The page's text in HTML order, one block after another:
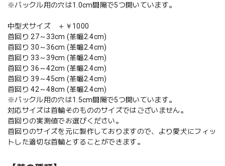
※バックル用の穴は1.0cm間隔で5つ開いています。
中型犬サイズ ＋￥1000
首回り 27～33cm (革幅2.4cm)
首回り 30～36cm (革幅2.4cm)
首回り 33～39cm (革幅2.4cm)
首回り 36～42cm (革幅2.4cm)
首回り 39～45cm (革幅2.4cm)
首回り 42～48cm (革幅2.4cm)
※バックル用の穴は1.5cm間隔で5つ開いています。
対応サイズは首輪そのもののサイズではございません。
首回りの実測値でお選びください。
首回りのサイズを元に製作しておりますので、より愛犬にフィッ
トした適切な首輪とすることができます。